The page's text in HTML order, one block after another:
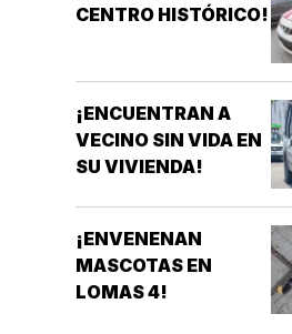
CENTRO HISTÓRICO!
¡ENCUENTRAN A
VECINO SIN VIDA EN
SU VIVIENDA!
¡ENVENENAN
MASCOTAS EN
LOMAS 4!